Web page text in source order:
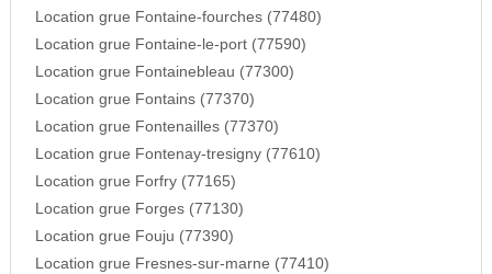
Location grue Fontaine-fourches (77480)
Location grue Fontaine-le-port (77590)
Location grue Fontainebleau (77300)
Location grue Fontains (77370)
Location grue Fontenailles (77370)
Location grue Fontenay-tresigny (77610)
Location grue Forfry (77165)
Location grue Forges (77130)
Location grue Fouju (77390)
Location grue Fresnes-sur-marne (77410)